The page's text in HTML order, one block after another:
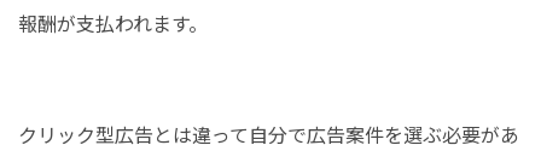
報酬が支払われます。
クリック型広告とは違って自分で広告案件を選ぶ必要があ